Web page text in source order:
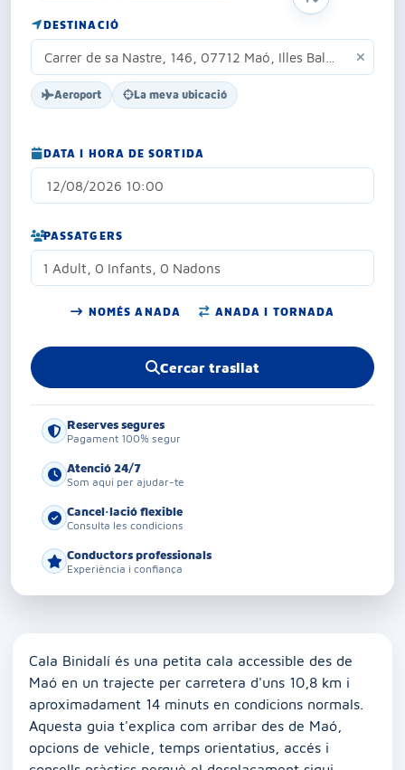
DESTINACIÓ
Aeroport La meva ubicació
DATA I HORA DE SORTIDA
PASSATGERS
1 Adult, 0 Infants, 0 Nadons
NOMÉS ANADA ANADA I TORNADA
Cercar trasllat
Reserves segures
Pagament 100% segur
Atenció 24/7
Som aquí per ajudar-te
Cancel·lació flexible
Consulta les condicions
Conductors professionals
Experiència i confiança
Cala Binidalí és una petita cala accessible des de
Maó en un trajecte per carretera d'uns 10,8 km i
aproximadament 14 minuts en condicions normals.
Aquesta guia t'explica com arribar des de Maó,
opcions de vehicle, temps orientatius, accés i